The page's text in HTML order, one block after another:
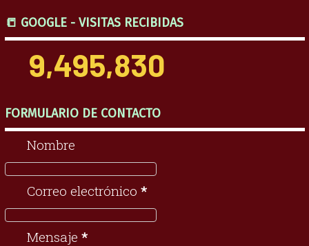
📒 GOOGLE - VISITAS RECIBIDAS
9,495,830
FORMULARIO DE CONTACTO
Nombre
Correo electrónico *
Mensaje *